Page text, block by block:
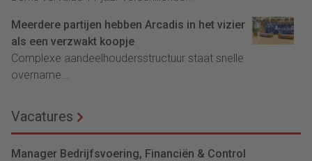
Meerdere partijen hebben Arcadis in het vizier
als een verzwakt koopje
Complexe aandeelhoudersstructuur staat snelle
overname...
Vacatures
Manager Bedrijfsvoering, Financiën & Control